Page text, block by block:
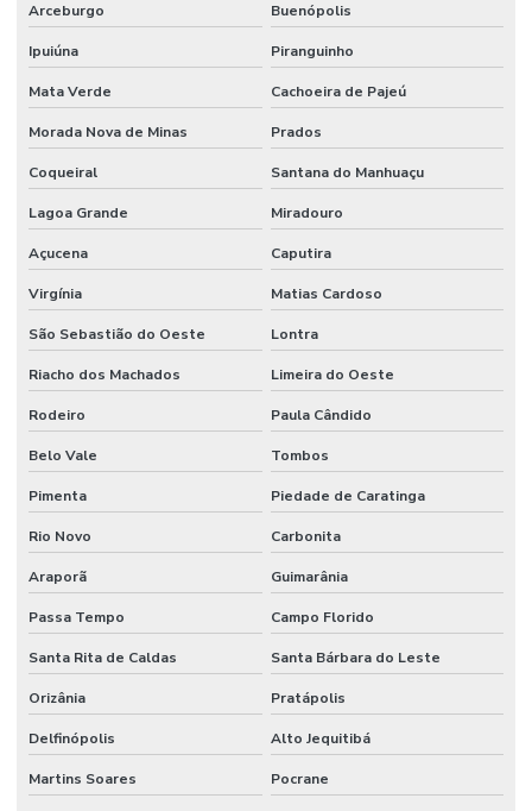
Arceburgo Buenópolis
Ipuiúna Piranguinho
Mata Verde Cachoeira de Pajeú
Morada Nova de Minas Prados
Coqueiral Santana do Manhuaçu
Lagoa Grande Miradouro
Açucena Caputira
Virgínia Matias Cardoso
São Sebastião do Oeste Lontra
Riacho dos Machados Limeira do Oeste
Rodeiro Paula Cândido
Belo Vale Tombos
Pimenta Piedade de Caratinga
Rio Novo Carbonita
Araporã Guimarânia
Passa Tempo Campo Florido
Santa Rita de Caldas Santa Bárbara do Leste
Orizânia Pratápolis
Delfinópolis Alto Jequitibá
Martins Soares Pocrane